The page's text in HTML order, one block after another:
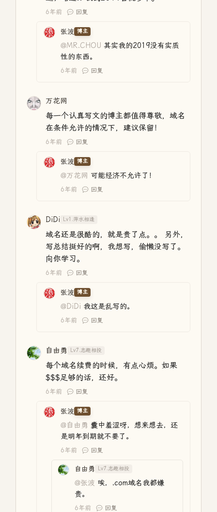
6年前 回复
张波 博主
@MR.CHOU 其实我的2019没有实质
性的东西。
6年前 回复
万花网
每一个认真写文的博主都值得尊敬，域名
在条件允许的情况下，建议保留！
6年前 回复
张波 博主
@万花网 可能经济不允许了！
6年前 回复
DiDi Lv1.萍水相逢
域名还是很酷的，就是贵了点。。 另外，
写总结挺好的啊，我想写，偷懒没写了。
向你学习。
6年前 回复
张波 博主
@DiDi 我这是乱写的。
6年前 回复
自由勇 Lv7.志趣相投
每个域名续费的时候，有点心烦。如果
$$$足够的话，还好。
6年前 回复
张波 博主
@自由勇 囊中羞涩呀，想来想去，还
是明年到期就不要了。
6年前 回复
自由勇 Lv7.志趣相投
@张波 唉，.com域名我都嫌
贵。
6年前 回复